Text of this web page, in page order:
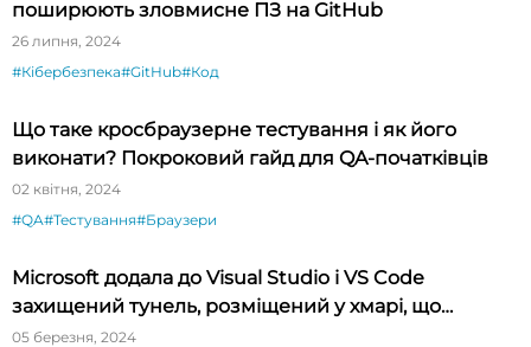
поширюють зловмисне ПЗ на GitHub
26 липня, 2024
#Кібербезпека#GitHub#Код
Що таке кросбраузерне тестування і як його
виконати? Покроковий гайд для QA-початківців
02 квітня, 2024
#QA#Тестування#Браузери
Microsoft додала до Visual Studio і VS Code
захищений тунель, розміщений у хмарі, що
спрощує тестування API
05 березня, 2024